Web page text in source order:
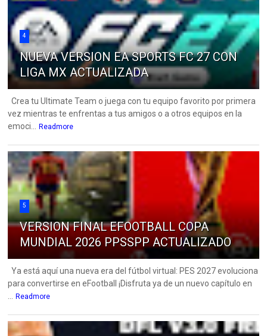
4
NUEVA VERSION EA SPORTS FC 27 CON
LIGA MX ACTUALIZADA
Crea tu Ultimate Team o juega con tu equipo favorito por primera
vez mientras te enfrentas a tus amigos o a otros equipos en la
emoci...
Readmore
5
VERSION FINAL EFOOTBALL COPA
MUNDIAL 2026 PPSSPP ACTUALIZADO
Ya está aquí una nueva era del fútbol virtual: PES 2027 evoluciona
para convertirse en eFootball ¡Disfruta ya de un nuevo capítulo en
Readmore